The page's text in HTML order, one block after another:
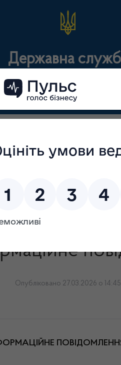
Державна
документи Для
АФІ)
нагляд
(контроль)
та контролю за
засобів
Опубліковано 27.03.2026 о 14:45